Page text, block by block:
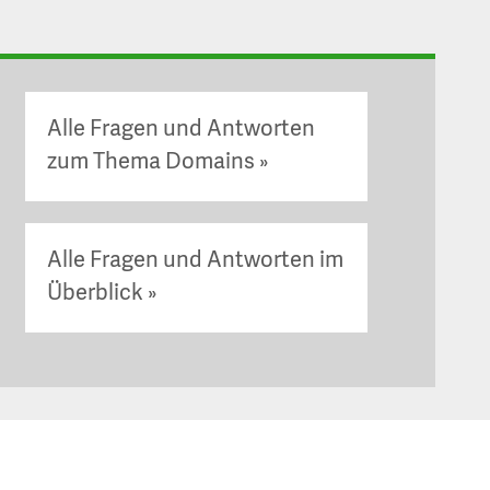
Alle Fragen und Antworten
zum Thema Domains
Alle Fragen und Antworten im
Überblick